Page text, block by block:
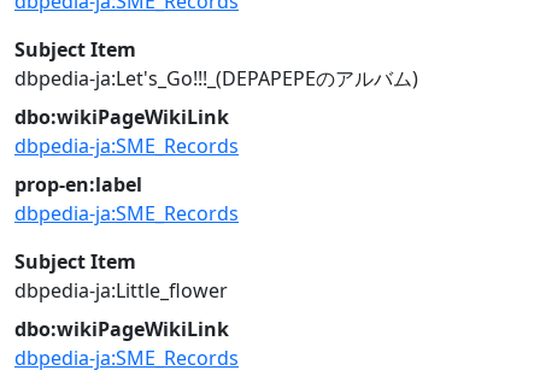
Subject Item
dbpedia-ja:Let's_Go!!!_(DEPAPEPEのアルバム)
dbo:wikiPageWikiLink
dbpedia-ja:SME_Records
prop-en:label
dbpedia-ja:SME_Records
Subject Item
dbpedia-ja:Little_flower
dbo:wikiPageWikiLink
dbpedia-ja:SME_Records